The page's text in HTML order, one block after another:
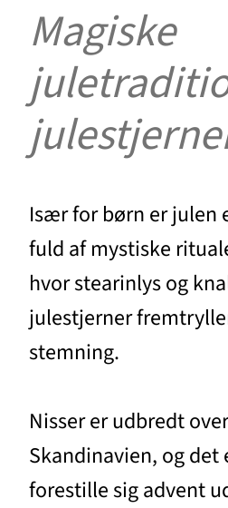
Magiske
Især for børn er julen
fuld af mystiske
hvor stearinlys og
julestjerner
stemning.
Nisser er udbredt
Skandinavien, og
forestille sig advent